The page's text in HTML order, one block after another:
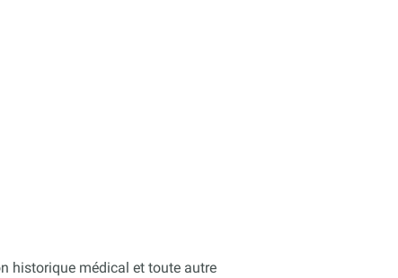
historique médical et toute autre